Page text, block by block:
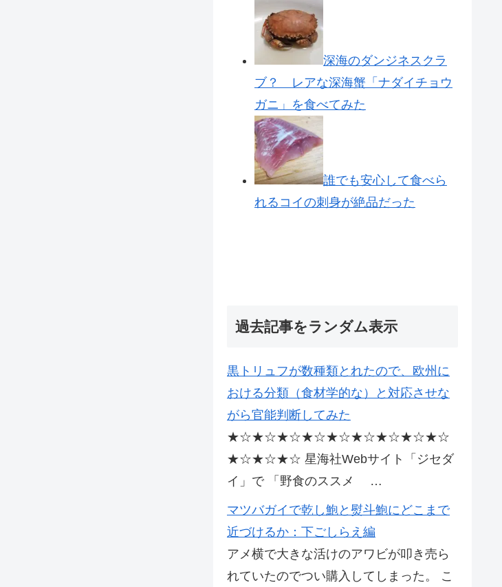
深海のダンジネスクラ
ブ？ レアな深海蟹「ナダイチョウ
ガニ」を食べてみた
誰でも安心して食べら
れるコイの刺身が絶品だった
過去記事をランダム表示
黒トリュフが数種類とれたので、欧州に
おける分類（食材学的な）と対応させな
がら官能判断してみた
★☆★☆★☆★☆★☆★☆★☆★☆★☆
★☆★☆★☆ 星海社Webサイト「ジセダ
イ」で 「野食のススメ …
マツバガイで乾し鮑と熨斗鮑にどこまで
近づけるか：下ごしらえ編
アメ横で大きな活けのアワビが叩き売ら
れていたのでつい購入してしまった。 こ